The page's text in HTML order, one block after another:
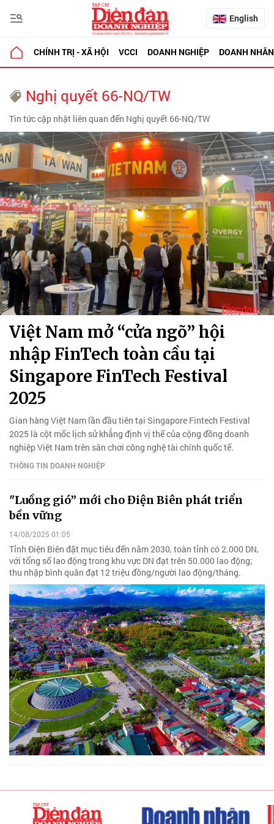
English
CHÍNH TRỊ - XÃ HỘI VCCI DOANH NGHIỆP DOANH NHÂN
Nghị quyết 66-NQ/TW
Tin tức cập nhật liên quan đến Nghị quyết 66-NQ/TW
Việt Nam mở “cửa ngõ” hội
nhập FinTech toàn cầu tại
Singapore FinTech Festival
2025
Gian hàng Việt Nam lần đầu tiên tại Singapore Fintech Festival
2025 là cột mốc lịch sử khẳng định vị thế của cộng đồng doanh
nghiệp Việt Nam trên sân chơi công nghệ tài chính quốc tế.
THÔNG TIN DOANH NGHIỆP
"Luồng gió” mới cho Điện Biên phát triển
bền vững
14/08/2025 01:05
Tỉnh Điện Biên đặt mục tiêu đến năm 2030, toàn tỉnh có 2.000 DN,
với tổng số lao động trong khu vực DN đạt trên 50.000 lao động;
thu nhập bình quân đạt 12 triệu đồng/người lao động/tháng.